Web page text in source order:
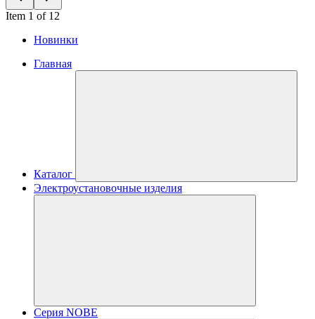
Item 1 of 12
Новинки
Главная
Каталог
Электроустановочные изделия
Серия NOBE